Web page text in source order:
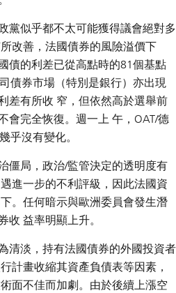
黨似乎都不太可能獲得議會絕對多
改善，法國債券的風險溢價下
債的利差已從高點時的81個基點
債券市場（特別是銀行）亦出現
差有所收 窄，但依然高於選舉前
會完全恢復。週一上 午，OAT/德
乎沒有變化。
僵局，政治/監管決定的透明度有
進一步的不利評級，因此法國資
。任何暗示與歐洲委員會發生潛
收 益率明顯上升。
清淡，持有法國債券的外國投資者
計畫收縮其資產負債表等因素，
面不佳而加劇。由於後續上漲空